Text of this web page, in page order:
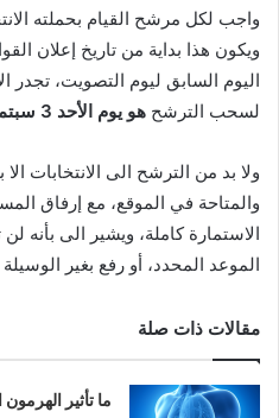
واجب لكل مرشح القيام بحملته
ويكون هذا بداية من تاريخ إعلان
اليوم السابق ليوم التصويت، تجدر
لسحب الترشح هو يوم الأحد 3 سبتمبر 2023م.
ولا بد من الترشح الى الانتخابات
والمتاحة في الموقع، مع إرفاق
الاستمارة كاملة، ويشير الى بأنه
الموعد المحدد، أو رفع بغير
مقالات ذات صلة
ما تأثير